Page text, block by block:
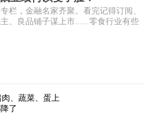
栏，金融名家齐聚。看完记得订阅、
、良品铺子谋上市......零食行业有些